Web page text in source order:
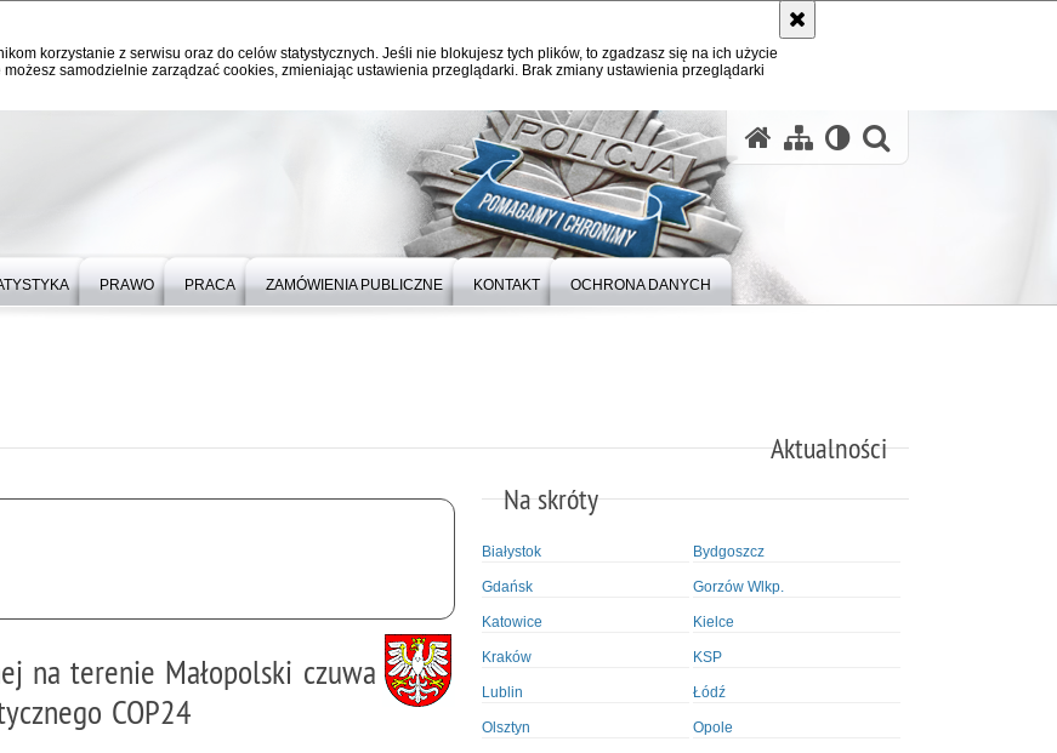
korzystanie z serwisu oraz do celów statystycznych. Jeśli nie blokujesz tych plików, to zgadzasz się na ich użycie
samodzielnie zarządzać cookies, zmieniając ustawienia przeglądarki. Brak zmiany ustawienia przeglądarki
PRAWO PRACA ZAMÓWIENIA PUBLICZNE KONTAKT OCHRONA DANYCH
Aktualności
na terenie Małopolski czuwa
COP24
Na skróty
Białystok Bydgoszcz
Gdańsk Gorzów Wlkp.
Katowice Kielce
Kraków KSP
Lublin Łódź
Olsztyn Opole